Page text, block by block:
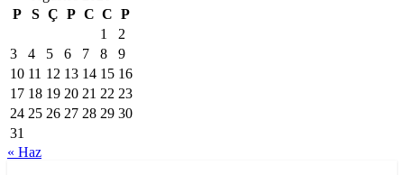
P
S Ç P C C P
1
2
3
4 5 6 7 8
9
10 11 12 13 14 15 16
17 18 19 20 21 22 23
24 25 26 27 28 29 30
31
« Haz